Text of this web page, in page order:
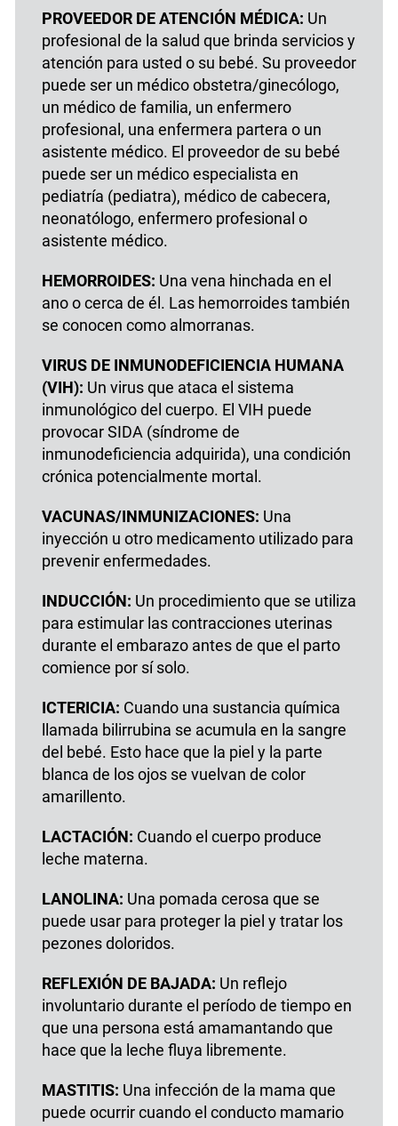
PROVEEDOR DE ATENCIÓN MÉDICA: Un
profesional de la salud que brinda servicios y
atención para usted o su bebé. Su proveedor
puede ser un médico obstetra/ginecólogo,
un médico de familia, un enfermero
profesional, una enfermera partera o un
asistente médico. El proveedor de su bebé
puede ser un médico especialista en
pediatría (pediatra), médico de cabecera,
neonatólogo, enfermero profesional o
asistente médico.
HEMORROIDES: Una vena hinchada en el
ano o cerca de él. Las hemorroides también
se conocen como almorranas.
VIRUS DE INMUNODEFICIENCIA HUMANA
(VIH): Un virus que ataca el sistema
inmunológico del cuerpo. El VIH puede
provocar SIDA (síndrome de
inmunodeficiencia adquirida), una condición
crónica potencialmente mortal.
VACUNAS/INMUNIZACIONES: Una
inyección u otro medicamento utilizado para
prevenir enfermedades.
INDUCCIÓN: Un procedimiento que se utiliza
para estimular las contracciones uterinas
durante el embarazo antes de que el parto
comience por sí solo.
ICTERICIA: Cuando una sustancia química
llamada bilirrubina se acumula en la sangre
del bebé. Esto hace que la piel y la parte
blanca de los ojos se vuelvan de color
amarillento.
LACTACIÓN: Cuando el cuerpo produce
leche materna.
LANOLINA: Una pomada cerosa que se
puede usar para proteger la piel y tratar los
pezones doloridos.
REFLEXIÓN DE BAJADA: Un reflejo
involuntario durante el período de tiempo en
que una persona está amamantando que
hace que la leche fluya libremente.
MASTITIS: Una infección de la mama que
puede ocurrir cuando el conducto mamario